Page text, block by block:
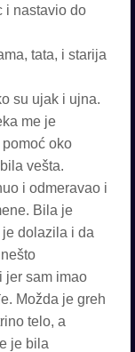
i nastavio do
tata, i starija
su ujak i ujna.
me je
oko
vešta.
i odmeravao i
Bila je
dolazila i da
jer sam imao
Možda je greh
telo, a
je bila